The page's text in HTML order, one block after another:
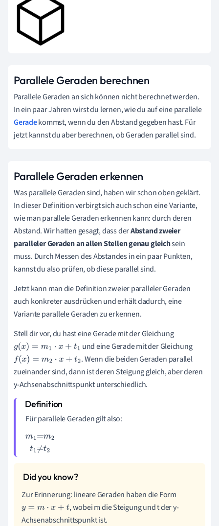
Parallele Geraden berechnen
Parallele Geraden an sich können nicht berechnet werden.
In ein paar Jahren wirst du lernen, wie du auf eine parallele
Geradekommst, wenn du den Abstand gegeben hast. Für
jetzt kannst du aber berechnen, ob Geraden parallel sind.
Parallele Geraden erkennen
Was parallele Geraden sind, haben wir schon oben geklärt.
In dieser Definition verbirgt sich auch schon eine Variante,
wie man parallele Geraden erkennen kann: durch deren
Abstand. Wir hatten gesagt, dass derAbstand zweier
paralleler Geraden an allen Stellen genau gleichsein
muss. Durch Messen des Abstandes in ein paar Punkten,
kannst du also prüfen, ob diese parallel sind.
Jetzt kann man die Definition zweier paralleler Geraden
auch konkreter ausdrücken und erhält dadurch, eine
Variante parallele Geraden zu erkennen.
Stell dir vor, du hast eine Gerade mit der Gleichung
g(x)= m1 ·x+t1
und eine Gerade mit der Gleichung
f(x)=m2· x+t2
. Wenn die beiden Geraden parallel
zueinander sind, dann ist deren Steigung gleich, aber deren
y-Achsenabschnittspunkt unterschiedlich.
Für parallele Geraden gilt also:
m1= m2 t
t2
Zur Erinnerung: lineare Geraden haben die Form
y=m x+t
, wobei m die Steigung und t der y-
Achsenabschnittspunkt ist.